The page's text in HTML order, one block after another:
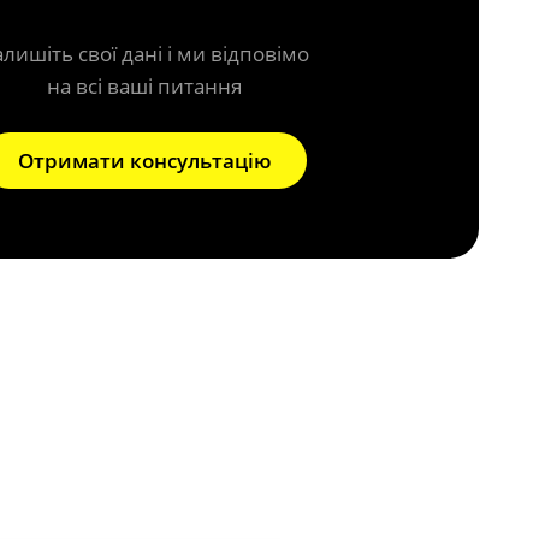
свої дані і ми відповімо
на всі ваші питання
Отримати консультацію